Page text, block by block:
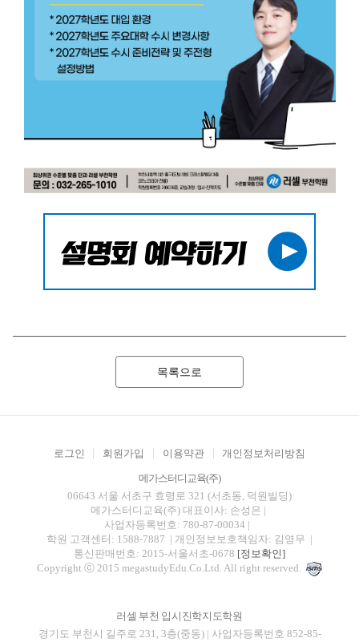
목록으로
로그인 회원가입 이용약관 개인정보처리방침
메가스터디교육(주)
06643 서울 서초구 효령로 321 (서초동, 덕원빌딩)
메가스터디교육(주) 대표이사: 손성은 |
사업자등록번호: 780-87-00034 |
학원 고객센터: 1588-7887 | 개인정보보호책임자: 김영무 |
통신판매번호: 2015-서울서초-0678 [정보확인]
Copyright ⓒ 2015 megastudyEdu.Co.Ltd. All right reserved.
러셀 부천 입시진학지도학원
경기도 부천시 길주로 231, 3층(중동) | 사업자등록번호 852-85-